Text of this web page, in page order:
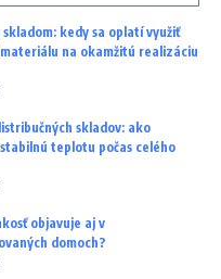
skladom: kedy sa oplatí využiť
na okamžitú realizáciu
skladov: ako
teplotu počas celého
objavuje aj v
domoch?